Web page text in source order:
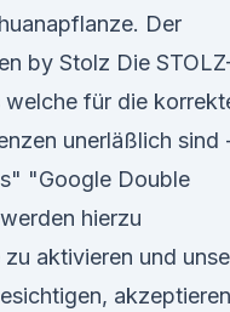
Der
by Stolz Die
für die
unerläßlich sind
"Google Double
hierzu
aktivieren und
akzeptieren